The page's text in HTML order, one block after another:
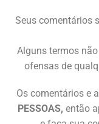
Seus comentários
Alguns termos
ofensas de
Os comentários e
PESSOAS, então